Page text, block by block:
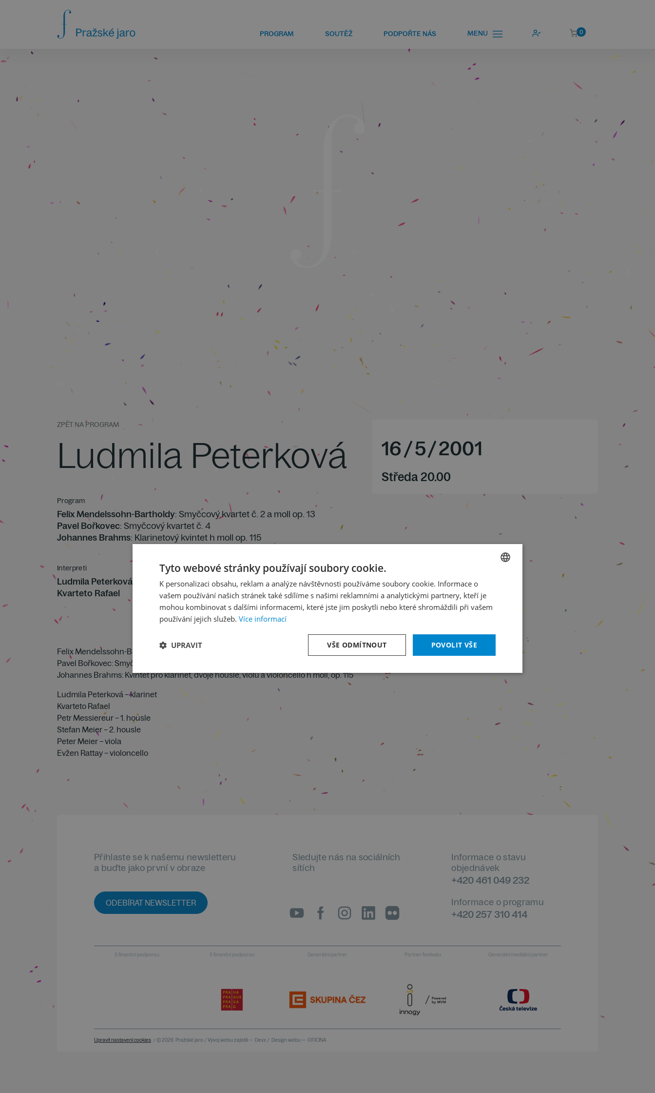
PROGRAM SOUTĚŽ PODPOŘTE NÁS MENU 0
ZPĚT NA PROGRAM
Ludmila Peterková
Program
Felix Mendelssohn-Bartholdy: Smyčcový kvartet č. 2 a moll op. 13
Pavel Bořkovec: Smyčcový kvartet č. 4
Johannes Brahms: Klarinetový kvintet h moll op. 115
Interpreti
Ludmila Peterková – klarinet
Kvarteto Rafael
16/5/2001
Středa 20.00
Felix Mendelssohn-Bartholdy: Smyčcový kvartet a moll, op. 13
Pavel Bořkovec: Smyčcový kvartet č. 4
Johannes Brahms: Kvintet pro klarinet, dvoje housle, violu a violoncello h moll, op. 115
Ludmila Peterková – klarinet
Kvarteto Rafael
Petr Messiereur – 1. housle
Stefan Meier – 2. housle
Peter Meier – viola
Evžen Rattay – violoncello
Přihlaste se k našemu newsletteru
a buďte jako první v obraze
ODEBÍRAT NEWSLETTER
Sledujte nás na sociálních
sítích
Informace o stavu
objednávek
+420 461 049 232
Informace o programu
+420 257 310 414
S finanční podporou S finanční podporou Generální partner Partner festivalu Generální mediální partner
Upravit nastavení cookies / © 2026 Pražské jaro / Vývoj webu zajistili — Devx / Design webu — OFICINA
ENGLISH
Tyto webové stránky používají soubory cookie.
K personalizaci obsahu, reklam a analýze návštěvnosti používáme soubory cookie. Informace o
vašem používání našich stránek také sdílíme s našimi reklamními a analytickými partnery, kteří je
mohou kombinovat s dalšími informacemi, které jste jim poskytli nebo které shromáždili při vašem
používání jejich služeb. Více informací
POVOLIT VŠE
VŠE ODMÍTNOUT
UPRAVIT